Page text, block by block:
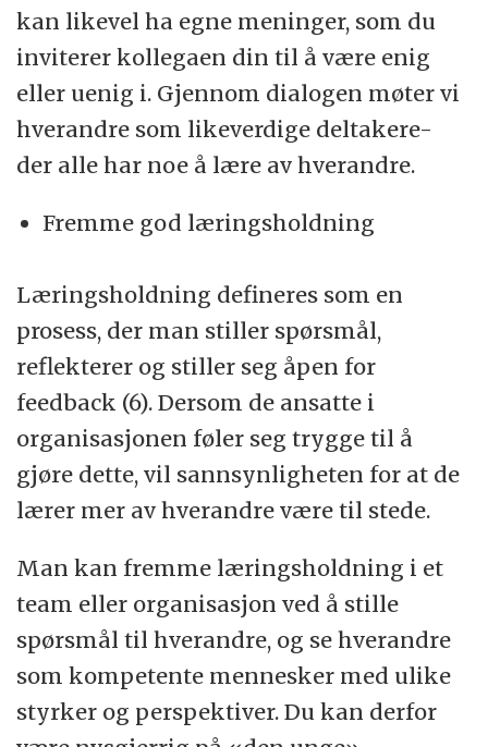
kan likevel ha egne meninger, som du
inviterer kollegaen din til å være enig
eller uenig i. Gjennom dialogen møter vi
hverandre som likeverdige deltakere-
der alle har noe å lære av hverandre.
Fremme god læringsholdning
Læringsholdning defineres som en
prosess, der man stiller spørsmål,
reflekterer og stiller seg åpen for
feedback (6). Dersom de ansatte i
organisasjonen føler seg trygge til å
gjøre dette, vil sannsynligheten for at de
lærer mer av hverandre være til stede.
Man kan fremme læringsholdning i et
team eller organisasjon ved å stille
spørsmål til hverandre, og se hverandre
som kompetente mennesker med ulike
styrker og perspektiver. Du kan derfor